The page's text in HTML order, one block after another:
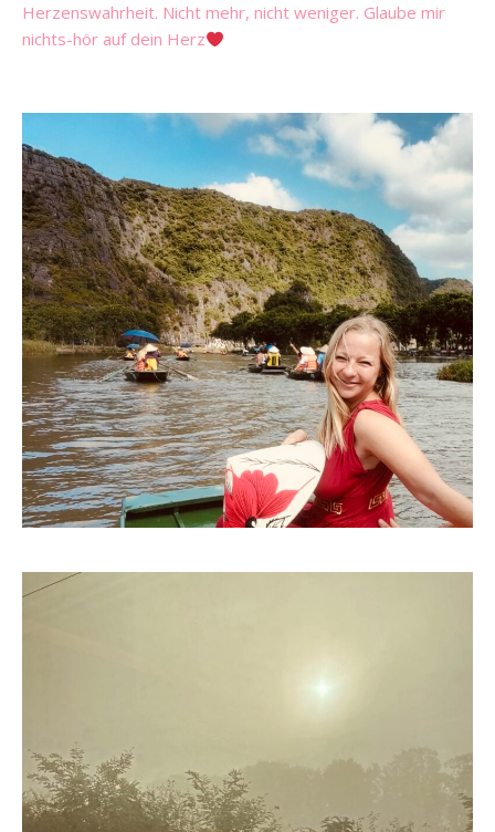
Herzenswahrheit. Nicht mehr, nicht weniger. Glaube mir
nichts-hör auf dein Herz